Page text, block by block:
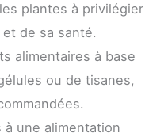
plantes à privilégier
de sa santé.
alimentaires à base
ou de tisanes,
une alimentation